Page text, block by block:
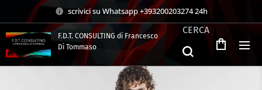
scrivici su Whatsapp +393200203274 24h
F.D.T. CONSULTING di Francesco
Di Tommaso
CERCA